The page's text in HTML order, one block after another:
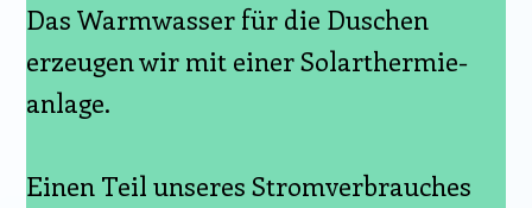
Das Warmwasser für die Duschen
erzeugen wir mit einer Solarthermie-
anlage.
Einen Teil unseres Stromverbrauches